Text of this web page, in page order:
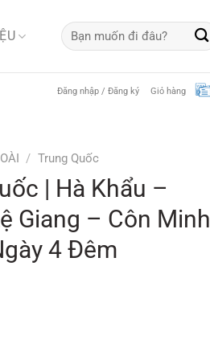
Tìm
kiếm:
Đăng nhập / Đăng ký Giỏ hàng
/ Trung Quốc
| Hà Khẩu –
Giang – Côn Minh
4 Đêm